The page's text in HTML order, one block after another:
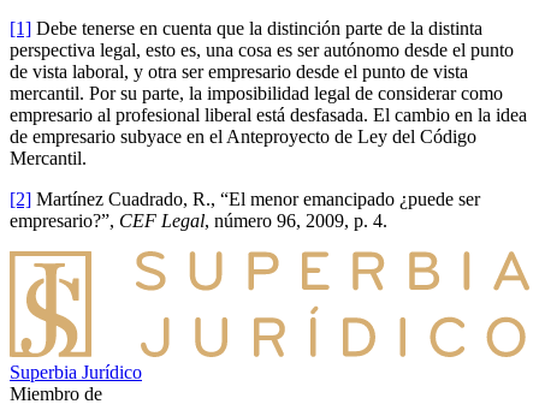
[1] Debe tenerse en cuenta que la distinción parte de la distinta
perspectiva legal, esto es, una cosa es ser autónomo desde el punto
de vista laboral, y otra ser empresario desde el punto de vista
mercantil. Por su parte, la imposibilidad legal de considerar como
empresario al profesional liberal está desfasada. El cambio en la idea
de empresario subyace en el Anteproyecto de Ley del Código
Mercantil.
[2] Martínez Cuadrado, R., “El menor emancipado ¿puede ser
empresario?”, CEF Legal, número 96, 2009, p. 4.
Superbia Jurídico
Miembro de